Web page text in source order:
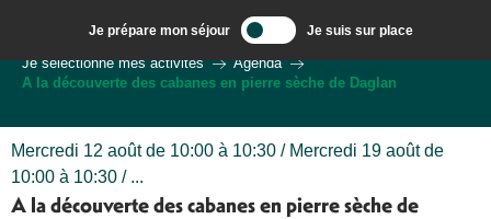
contenu
principal
Je prépare mon séjour Je suis sur place
Bienvenue à Sarlat, Capitale du Périgord Noir
Je sélectionne mes activités
Agenda
A la découverte des cabanes en pierre sèche de Daglan
Mercredi 12 août de 10:00 à 10:30 / Mercredi 19 août de
10:00 à 10:30 / ...
A la découverte des cabanes en pierre sèche de